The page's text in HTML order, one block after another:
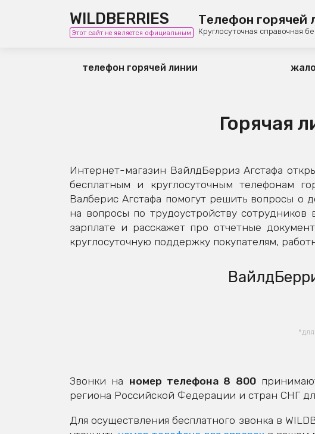
WILDBERRIES
Этот сайт не является официальным
Телефон горячей
Круглосуточная справочная
телефон горячей линии
Горячая
Интернет-магазин ВайлдБерриз Агстафа
бесплатным и круглосуточным телефонам
Валберис Агстафа помогут решить вопросы о
на вопросы по трудоустройству сотрудников
зарплате и расскажет про отчетные
круглосуточную поддержку покупателям,
Звонки на номер телефона 8 800
региона Российской Федерации и стран СНГ
Для осуществления бесплатного звонка в